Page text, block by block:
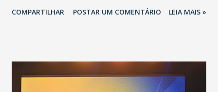
adotadas pelo Governo do Estado na contenção da
população suspeita e de cuidados com os ambientes
públicos e domiciliares. “Nós não estamos vivendo uma
COMPARTILHAR POSTAR UM COMENTÁRIO LEIA MAIS »